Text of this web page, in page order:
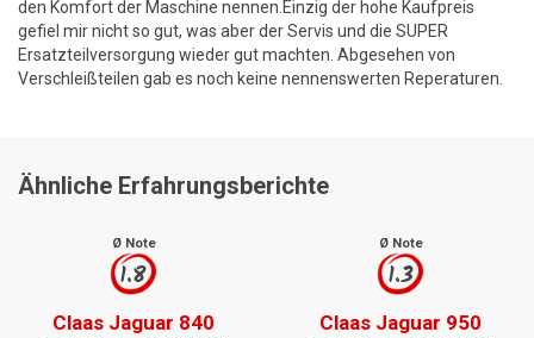
den Komfort der Maschine nennen.Einzig der hohe Kaufpreis
gefiel mir nicht so gut, was aber der Servis und die SUPER
Ersatzteilversorgung wieder gut machten. Abgesehen von
Verschleißteilen gab es noch keine nennenswerten Reperaturen.
Ähnliche Erfahrungsberichte
Ø Note
1.8
Claas Jaguar 840
Ø Note
1.3
Claas Jaguar 950